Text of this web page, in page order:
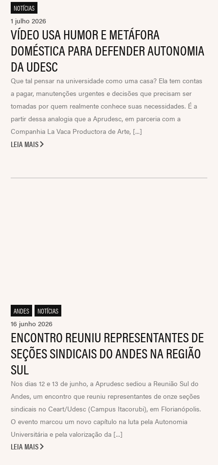
NOTÍCIAS
1 julho 2026
VÍDEO USA HUMOR E METÁFORA
DOMÉSTICA PARA DEFENDER AUTONOMIA
DA UDESC
Que tal pensar na universidade como uma casa? Ela tem contas
a pagar, manutenções urgentes e decisões que precisam ser
tomadas por quem realmente conhece suas necessidades. É a
partir dessa analogia que a Aprudesc, em parceria com a
Companhia La Vaca Productora de Arte, [...]
LEIA MAIS
ANDES
NOTÍCIAS
16 junho 2026
ENCONTRO REUNIU REPRESENTANTES DE
SEÇÕES SINDICAIS DO ANDES NA REGIÃO
SUL
Nos dias 12 e 13 de junho, a Aprudesc sediou a Reunião Sul do
Andes, um encontro que reuniu representantes de onze seções
sindicais no Ceart/Udesc (Campus Itacorubi), em Florianópolis.
O evento marcou um novo capítulo na luta pela Autonomia
Universitária e pela valorização da [...]
LEIA MAIS